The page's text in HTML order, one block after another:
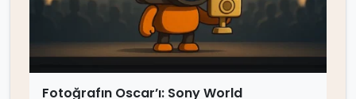
Fotoğrafın Oscar’ı: Sony World